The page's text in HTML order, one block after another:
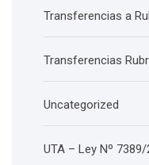
Transferencias a
Transferencias
Uncategorized
UTA – Ley Nº